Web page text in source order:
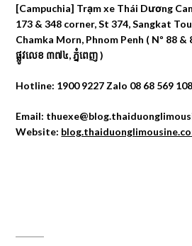
[Campuchia] Trạm xe Thái Dương
173 & 348 corner, St 374, Sangkat
Chamka Morn, Phnom Penh ( Nº 88 &
ផ្លូវលេខ ៣៧៤, ភ្នំពេញ )
Hotline: 1900 9227 Zalo 08 68 569 108
Email:
Website: